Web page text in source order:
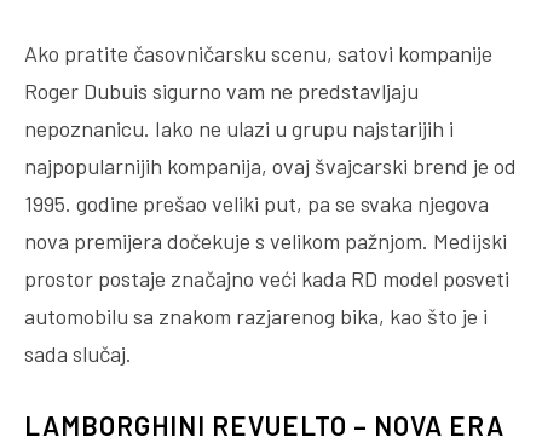
Ako pratite časovničarsku scenu, satovi kompanije
Roger Dubuis sigurno vam ne predstavljaju
nepoznanicu. Iako ne ulazi u grupu najstarijih i
najpopularnijih kompanija, ovaj švajcarski brend je od
1995. godine prešao veliki put, pa se svaka njegova
nova premijera dočekuje s velikom pažnjom. Medijski
prostor postaje značajno veći kada RD model posveti
automobilu sa znakom razjarenog bika, kao što je i
sada slučaj.
LAMBORGHINI REVUELTO – NOVA ERA